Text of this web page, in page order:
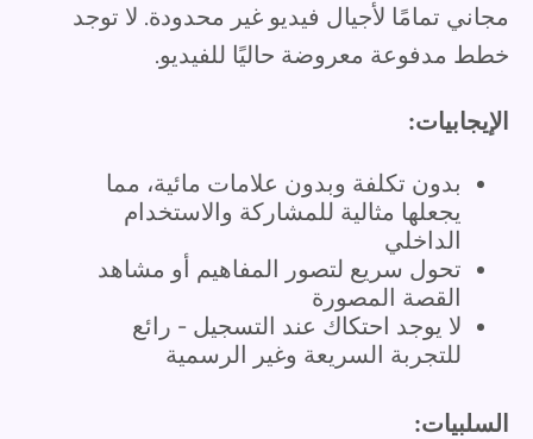
مجاني تمامًا لأجيال فيديو غير محدودة. لا توجد
خطط مدفوعة معروضة حاليًا للفيديو.
الإيجابيات:
بدون تكلفة وبدون علامات مائية، مما
يجعلها مثالية للمشاركة والاستخدام
الداخلي
تحول سريع لتصور المفاهيم أو مشاهد
القصة المصورة
لا يوجد احتكاك عند التسجيل - رائع
للتجربة السريعة وغير الرسمية
السلبيات: